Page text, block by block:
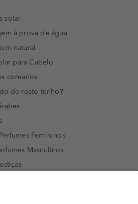
solar
à prova de água
natural
para Cabelo
coreanos
de rosto tenho?
Femininos
Masculinos